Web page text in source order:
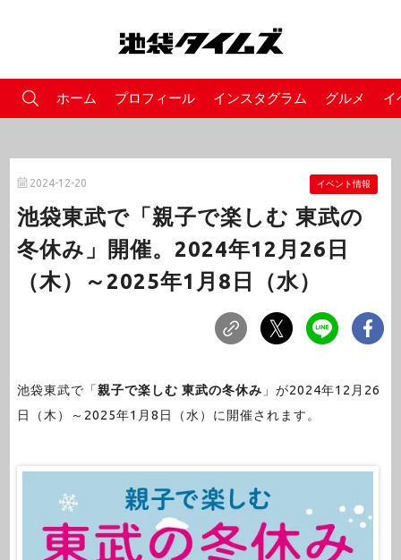
ホーム プロフィール インスタグラム グルメ イ
2024-12-20 イベント情報
池袋東武で「親子で楽しむ 東武の
冬休み」開催。2024年12月26日
（木）～2025年1月8日（水）
池袋東武で「親子で楽しむ 東武の冬休み 」が2024年12月26
日（木）～2025年1月8日（水）に開催されます。